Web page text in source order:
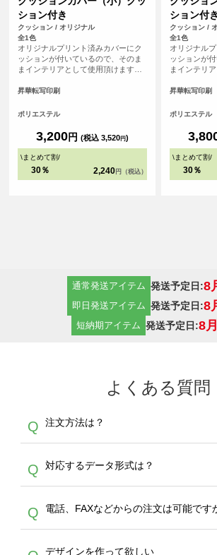
ション付き
クッション / オリジナル
全1色
オリジナルプリント済みカバーにク
ッションが付いているので、そのま
まインテリアとして使用頂けます。
ョン全体を引き締め、高級感を演出
クッションとして小さめのサイズ感
パイピングが施されており、インテ
リアに上品さとアクセントを加えま
す。
昇華転写印刷
ポリエステル
3,200円 (税込 3,520円)
\まとめて割/
30％ 2,240 円（税込）
ション付き
クッション /
全1色
オリジナル
ッションが
まインテリ
ョン全体を引
クッション
パイピング
リアに上品
す。
昇華転写印刷
ポリエステル
\まとめて割/
30％
通常発送アイテム 発送予定日:8
即日発送アイテム 発送予定日:8
短納期アイテム 発送予定日:8
よくある質問
Q 注文方法は？
A
生産にて承っております。デ
デザインの作成から決済まで
30枚以上やシルク印刷など、
は、サポートが担当するエコ
やタンブラーコンシェルをご
作する数量が多ければ多いほ
Q 対応するデータ形式は？
A
ドできるデータ形式は、JPG /
PDF 形式になります。データ
Q 電話、FAXなどからの注文は可能です
A デザインを作って欲しい